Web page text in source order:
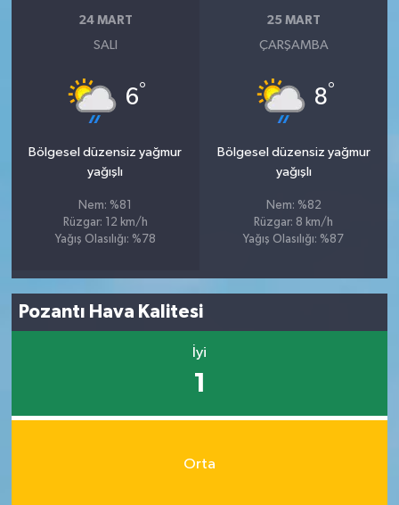
24 MART
SALI
6°
Bölgesel düzensiz yağmur
yağışlı
Nem: %81
Rüzgar: 12 km/h
Yağış Olasılığı: %78
25 MART
ÇARŞAMBA
8°
Bölgesel düzensiz yağmur
yağışlı
Nem: %82
Rüzgar: 8 km/h
Yağış Olasılığı: %87
Pozantı Hava Kalitesi
İyi
1
Orta